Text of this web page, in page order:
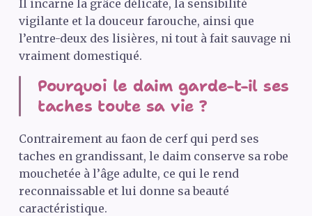
Il incarne la grâce délicate, la sensibilité
vigilante et la douceur farouche, ainsi que
l’entre-deux des lisières, ni tout à fait sauvage ni
vraiment domestiqué.
Pourquoi le daim garde-t-il ses
taches toute sa vie ?
Contrairement au faon de cerf qui perd ses
taches en grandissant, le daim conserve sa robe
mouchetée à l’âge adulte, ce qui le rend
reconnaissable et lui donne sa beauté
caractéristique.